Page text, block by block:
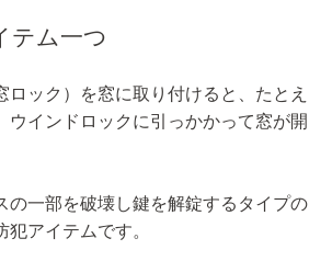
テム一つ
ロック）を窓に取り付けると、たとえ
ウインドロックに引っかかって窓が開
の一部を破壊し鍵を解錠するタイプの
アイテムです。